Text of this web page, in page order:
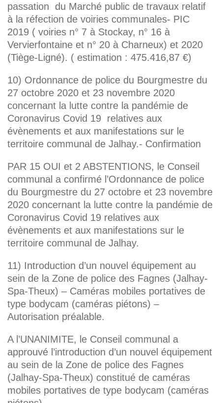
passation du Marché public de travaux relatif
à la réfection de voiries communales- PIC
2019 ( voiries n° 7 à Stockay, n° 16 à
Vervierfontaine et n° 20 à Charneux) et 2020
(Tiège-Ligné). ( estimation : 475.416,87 €)
10) Ordonnance de police du Bourgmestre du
27 octobre 2020 et 23 novembre 2020
concernant la lutte contre la pandémie de
Coronavirus Covid 19 relatives aux
évènements et aux manifestations sur le
territoire communal de Jalhay.- Confirmation
PAR 15 OUI et 2 ABSTENTIONS, le Conseil
communal a confirmé l’Ordonnance de police
du Bourgmestre du 27 octobre et 23 novembre
2020 concernant la lutte contre la pandémie de
Coronavirus Covid 19 relatives aux
évènements et aux manifestations sur le
territoire communal de Jalhay.
11) Introduction d’un nouvel équipement au
sein de la Zone de police des Fagnes (Jalhay-
Spa-Theux) – Caméras mobiles portatives de
type bodycam (caméras piétons) –
Autorisation préalable.
A l’UNANIMITE, le Conseil communal a
approuvé l’introduction d’un nouvel équipement
au sein de la Zone de police des Fagnes
(Jalhay-Spa-Theux) constitué de caméras
mobiles portatives de type bodycam (caméras